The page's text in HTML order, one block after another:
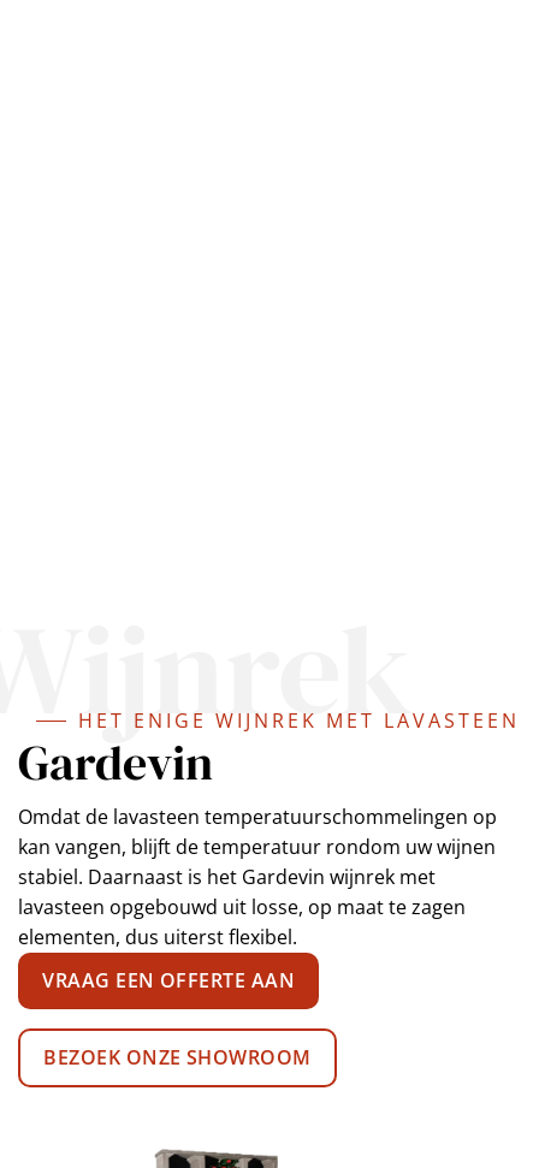
HET ENIGE WIJNREK MET LAVASTEEN
Gardevin
Omdat de lavasteen temperatuurschommelingen op
kan vangen, blijft de temperatuur rondom uw wijnen
stabiel. Daarnaast is het Gardevin wijnrek met
lavasteen opgebouwd uit losse, op maat te zagen
elementen, dus uiterst flexibel.
VRAAG EEN OFFERTE AAN
BEZOEK ONZE SHOWROOM